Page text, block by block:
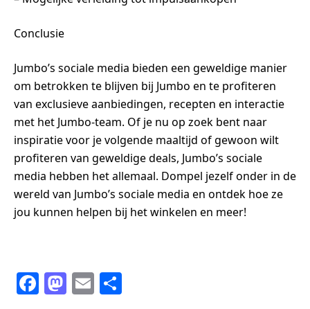
Conclusie
Jumbo’s sociale media bieden een geweldige manier
om betrokken te blijven bij Jumbo en te profiteren
van exclusieve aanbiedingen, recepten en interactie
met het Jumbo-team. Of je nu op zoek bent naar
inspiratie voor je volgende maaltijd of gewoon wilt
profiteren van geweldige deals, Jumbo’s sociale
media hebben het allemaal. Dompel jezelf onder in de
wereld van Jumbo’s sociale media en ontdek hoe ze
jou kunnen helpen bij het winkelen en meer!
F
M E